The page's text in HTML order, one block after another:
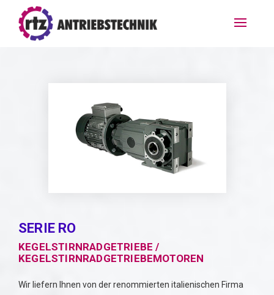
SERIE RO
KEGELSTIRNRADGETRIEBE /
KEGELSTIRNRADGETRIEBEMOTOREN
Wir liefern Ihnen von der renommierten italienischen Firma